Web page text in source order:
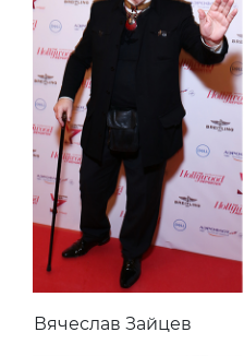
Вячеслав Зайцев